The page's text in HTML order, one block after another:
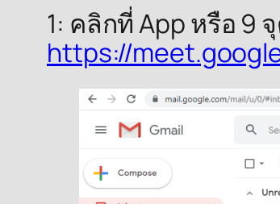
1: คลิกที่ App หรือ 9
https://